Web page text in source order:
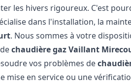
les hivers rigoureux. C'est
dans l'installation, la
. Nous sommes à votre
chaudière gaz Vaillant
vos problèmes de
mise en service ou une